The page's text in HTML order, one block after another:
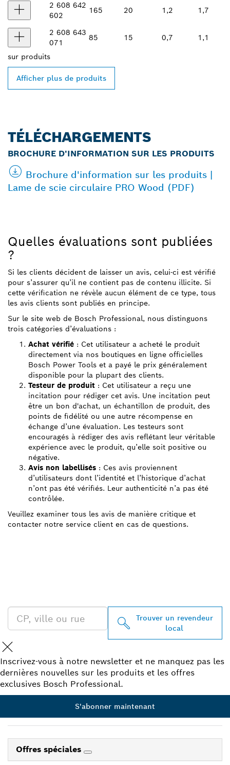
2 608 642
602
165 20 1,2 1,7
2 608 643
071
85 15 0,7 1,1
sur produits
Afficher plus de produits
TÉLÉCHARGEMENTS
BROCHURE D'INFORMATION SUR LES PRODUITS
Brochure d'information sur les produits |
Lame de scie circulaire PRO Wood (PDF)
Quelles évaluations sont publiées
?
Si les clients décident de laisser un avis, celui-ci est vérifié
pour s’assurer qu’il ne contient pas de contenu illicite. Si
cette vérification ne révèle aucun élément de ce type, tous
les avis clients sont publiés en principe.
Sur le site web de Bosch Professional, nous distinguons
trois catégories d’évaluations :
Achat vérifié : Cet utilisateur a acheté le produit
directement via nos boutiques en ligne officielles
Bosch Power Tools et a payé le prix généralement
disponible pour la plupart des clients.
Testeur de produit : Cet utilisateur a reçu une
incitation pour rédiger cet avis. Une incitation peut
être un bon d'achat, un échantillon de produit, des
points de fidélité ou une autre récompense en
échange d’une évaluation. Les testeurs sont
encouragés à rédiger des avis reflétant leur véritable
expérience avec le produit, qu’elle soit positive ou
négative.
Avis non labellisés : Ces avis proviennent
d’utilisateurs dont l’identité et l’historique d’achat
n’ont pas été vérifiés. Leur authenticité n’a pas été
contrôlée.
Veuillez examiner tous les avis de manière critique et
contacter notre service client en cas de questions.
Trouver un revendeur
local
Inscrivez-vous à notre newsletter et ne manquez pas les
dernières nouvelles sur les produits et les offres
exclusives Bosch Professional.
S'abonner maintenant
Offres spéciales